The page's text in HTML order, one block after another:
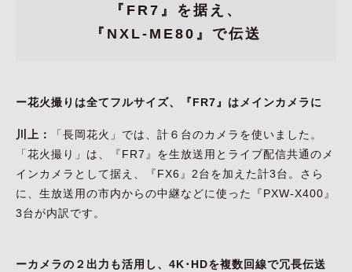
『FR7』を据え、
『NXL-ME80』で伝送
ー花火撮りは全てフルサイズ、『FR7』はメインカメラに
川上：
「長岡花火」では、計６台のカメラを使いました。
「花火撮り」は、『FR7』を生放送用とライブ配信共通のメ
インカメラとして据え、『FX6』2台を加えた計3台。さら
に、生放送用の市内からの中継などに使った『PXW-X400』
3台が内訳です。
ーカメラの２出力も活用し、4K･HDを複数回線で冗長伝送